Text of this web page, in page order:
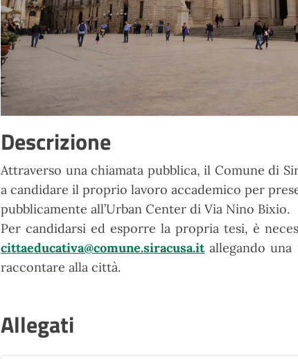
Descrizione
Attraverso una chiamata pubblica, il Comune di
a candidare il proprio lavoro accademico per
pubblicamente all’Urban Center di Via Nino Bixio.
Per candidarsi ed esporre la propria tesi, è
cittaeducativa@comune.siracusa.it allegando
raccontare alla città.
Allegati